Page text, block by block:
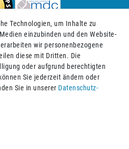
AGB
Technologien, um Inhalte zu
einzubinden und den Website-
wir personenbezogene
diese mit Dritten. Die
oder aufgrund berechtigten
Sie jederzeit ändern oder
Sie in unserer Daten­schutz­